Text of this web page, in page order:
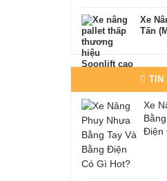
Xe
Tấn
TIN
Xe
Điện